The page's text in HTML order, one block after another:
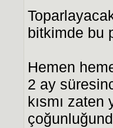
bitkimde bu
Hemen
2 ay
kısmı